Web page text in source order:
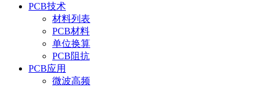
PCB技术
材料列表
PCB材料
单位换算
PCB阻抗
PCB应用
微波高频